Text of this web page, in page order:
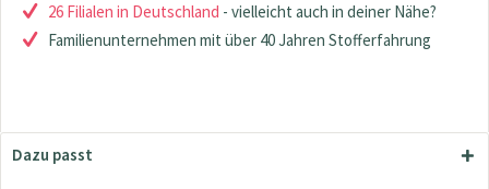
26 Filialen in Deutschland - vielleicht auch in deiner Nähe?
Familienunternehmen mit über 40 Jahren Stofferfahrung
Dazu passt